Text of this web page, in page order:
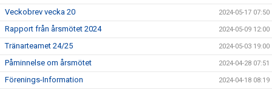
Veckobrev vecka 20 2024-05-17 07:50
Rapport från årsmötet 2024 2024-05-09 12:00
Tränarteamet 24/25 2024-05-03 19:00
Påminnelse om årsmötet 2024-04-28 07:51
Förenings-Information 2024-04-18 08:19